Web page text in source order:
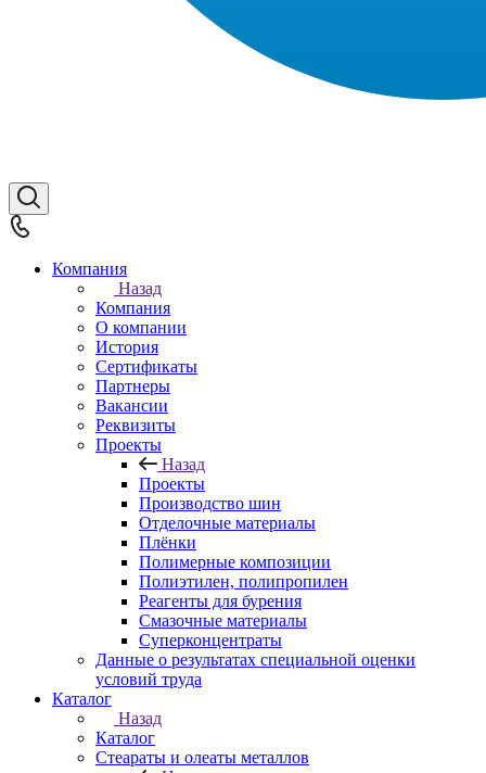
Компания
Назад
Компания
О компании
История
Сертификаты
Партнеры
Вакансии
Реквизиты
Проекты
Назад
Проекты
Производство шин
Отделочные материалы
Плёнки
Полимерные композиции
Полиэтилен, полипропилен
Реагенты для бурения
Смазочные материалы
Суперконцентраты
Данные о результатах специальной оценки
условий труда
Каталог
Назад
Каталог
Стеараты и олеаты металлов